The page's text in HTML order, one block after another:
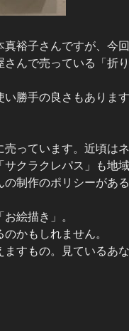
裕子さんですが、今
んで売っている「折り
勝手の良さもありま
っています。近頃は
サクラクレパス」も地
制作のポリシーがあ
絵描き」。
かもしれません。
すもの。見ているあ